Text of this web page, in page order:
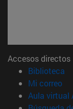
Accesos directos
Biblioteca
Mi correo
Aula virtual